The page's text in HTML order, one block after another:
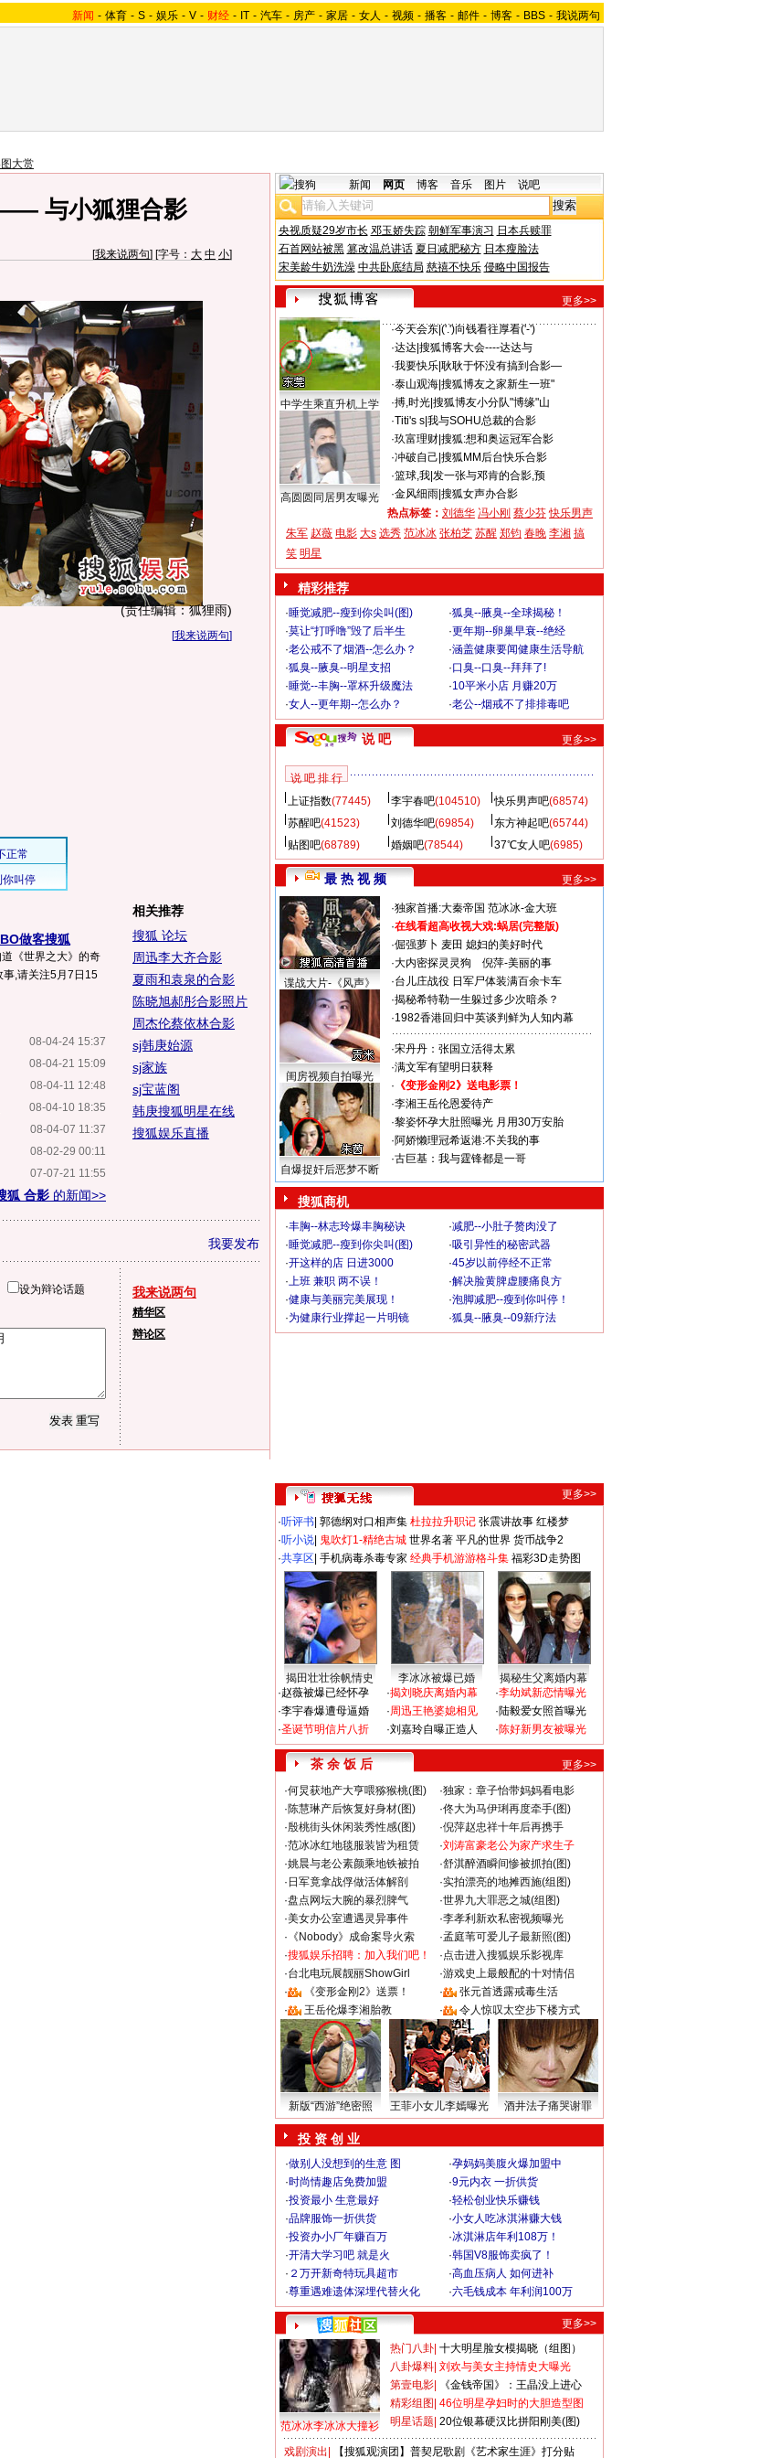
新闻 - 体育 - S - 娱乐 - V - 财经 - IT - 汽车 - 房产 - 家居 - 女人 - 视频 - 播客 - 邮件 - 博客 - BBS - 我说两句
大赏
与小狐狸合影
[我来说两句] [字号： 大 中 小]
(责任编辑：狐狸雨)
[我来说两句]
做客搜狐
《世界之大》的奇
事,请关注5月7日15
08-04-24 15:37
08-04-21 15:09
08-04-11 12:48
08-04-10 18:35
08-04-07 11:37
08-02-29 00:11
07-07-21 11:55
狐 合影 的新闻>>
相关推荐
搜狐 论坛
周迅李大齐合影
夏雨和袁泉的合影
陈晓旭郝彤合影照片
周杰伦蔡依林合影
sj韩庚始源
sj家族
sj宝蓝阁
韩庚搜狐明星在线
搜狐娱乐直播
我要发布
设为辩论话题 我来说两句
精华区
辩论区
新闻 网页 博客 音乐 图片 说吧
央视质疑29岁市长 邓玉娇失踪 朝鲜军事演习 日本兵赎罪
石首网站被黑 篡改温总讲话 夏日减肥秘方 日本瘦脸法
宋美龄牛奶洗澡 中共卧底结局 慈禧不快乐 侵略中国报告
更多>>
中学生乘直升机上学
高圆圆同居男友曝光
·今天会东| ('.')向钱看往厚看('-')
·达达| 搜狐博客大会----达达与
·我要快乐| 耿耿于怀没有搞到合影—
·泰山观海| 搜狐博友之家新生一班"
·搏,时光| 搜狐博友小分队"博缘"山
·Titi's s| 我与SOHU总裁的合影
·玖富理财| 搜狐:想和奥运冠军合影
·冲破自己 搜狐MM后台快乐合影
·篮球,我| 发一张与邓肯的合影,预
·金风细雨| 搜狐女声办合影
热点标签： 刘德华 冯小刚 蔡少芬 快乐男声
朱军 赵薇 电影 大s 选秀 范冰冰 张柏芝 苏醒 郑钧 春晚 李湘 搞
笑 明星
精彩推荐
·睡觉减肥--瘦到你尖叫(图) ·狐臭--腋臭--全球揭秘！
·莫让“打呼噜”毁了后半生 ·更年期--卵巢早衰--绝经
·老公戒不了烟酒--怎么办？ ·涵盖健康要闻健康生活导航
·狐臭--腋臭--明星支招 ·口臭--口臭--拜拜了!
·睡觉--丰胸--罩杯升级魔法 ·10平米小店 月赚20万
·女人--更年期--怎么办？ ·老公--烟戒不了排排毒吧
说 吧 更多>>
说 吧 排 行
上证指数(77445) 李宇春吧(104510) 快乐男声吧(68574)
苏醒吧(41523) 刘德华吧(69854) 东方神起吧(65744)
贴图吧(68789) 婚姻吧(78544) 37℃女人吧(6985)
最 热 视 频 更多>>
谍战大片-《风声》
闺房视频自拍曝光
自爆捉奸后恶梦不断
·独家首播:大秦帝国 范冰冰-金大班
·在线看超高收视大戏:蜗居(完整版)
·倔强萝卜 麦田 媳妇的美好时代
·大内密探灵灵狗
倪萍-美丽的事
·台儿庄战役 日军尸体装满百余卡车
·揭秘希特勒一生躲过多少次暗杀？
·1982香港回归中英谈判鲜为人知内幕
·宋丹丹：张国立活得太累
·满文军有望明日获释
· 《变形金刚2》送电影票！
·李湘王岳伦恩爱待产
·黎姿怀孕大肚照曝光 月用30万安胎
·阿娇懒理冠希返港:不关我的事
·古巨基：我与霆锋都是一哥
搜狐商机
·丰胸--林志玲爆丰胸秘诀 ·减肥--小肚子赘肉没了
·睡觉减肥--瘦到你尖叫(图) ·吸引异性的秘密武器
·开这样的店 日进3000 ·45岁以前停经不正常
·上班 兼职 两不误！ ·解决脸黄脾虚腰痛良方
·健康与美丽完美展现！ ·泡脚减肥--瘦到你叫停！
·为健康行业撑起一片明镜 ·狐臭--腋臭--09新疗法
更多>>
·听评书 郭德纲对口相声集 杜拉拉升职记 张震讲故事 红楼梦
·听小说 鬼吹灯1-精绝古城 世界名著 平凡的世界 货币战争2
·共享区 手机病毒杀毒专家 经典手机游游格斗集 福彩3D走势图
揭田壮壮徐帆情史 李冰冰被爆已婚
揭秘生父离婚内幕
·赵薇被爆已经怀孕
·李宇春爆遭母逼婚
·圣诞节明信片八折
·揭刘晓庆离婚内幕
·周迅王艳婆媳相见
·刘嘉玲自曝正造人
·李幼斌新恋情曝光
·陆毅爱女照首曝光
·陈好新男友被曝光
茶 余 饭 后
更多>>
·何炅获地产大亨喂猕猴桃(图) ·独家：章子怡带妈妈看电影
·陈慧琳产后恢复好身材(图) ·佟大为马伊琍再度牵手(图)
·殷桃街头休闲装秀性感(图) ·倪萍赵忠祥十年后再携手
·范冰冰红地毯服装皆为租赁 ·刘涛富豪老公为家产求生子
·姚晨与老公素颜乘地铁被拍 ·舒淇醉酒瞬间惨被抓拍(图)
· 日军竟拿战俘做活体解剖 ·实拍漂亮的地摊西施(组图)
·盘点网坛大腕的暴烈脾气 ·世界九大罪恶之城(组图)
·美女办公室遭遇灵异事件 ·李孝利新欢私密视频曝光
· 《Nobody》成命案导火索 ·孟庭苇可爱儿子最新照(图)
·搜狐娱乐招聘：加入我们吧！ ·点击进入搜狐娱乐影视库
·台北电玩展靓丽ShowGirl ·游戏史上最般配的十对情侣
·
《变形金刚2》送票！ ·
张元首透露戒毒生活
·
王岳伦爆李湘胎教 · 令人惊叹太空步下楼方式
新版“西游”绝密照 王菲小女儿李嫣曝光 酒井法子痛哭谢罪
投 资 创 业
·做别人没想到的生意 图 ·孕妈妈美腹火爆加盟中
·时尚情趣店免费加盟 ·9元内衣 一折供货
·投资最小 生意最好 ·轻松创业快乐赚钱
·品牌服饰一折供货 ·小女人吃冰淇淋赚大钱
·投资办小厂年赚百万 ·冰淇淋店年利108万！
·开清大学习吧 就是火 ·韩国V8服饰卖疯了！
· ２万开新奇特玩具超市 ·高血压病人 如何进补
·尊重遇难遗体深埋代替火化 ·六毛钱成本 年利润100万
更多>>
范冰冰李冰冰大撞衫
热门八卦 十大明星脸女模揭晓（组图）
八卦爆料 刘欢与美女主持情史大曝光
第壹电影
《金钱帝国》：王晶没上进心
精彩组图 46位明星孕妇时的大胆造型图
明星话题 20位银幕硬汉比拼阳刚美(图)
戏剧演出 【搜狐观演团】普契尼歌剧《艺术家生涯》打分贴